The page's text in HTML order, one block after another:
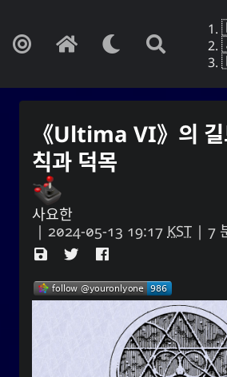
《Ultima VI》의 길
칙과 덕목
사요한
| 2024-05-13 19:17 KST | 7
Yohan Yukiya Sese-
한・謝雪矢
만약 이것이 망각의 끝이 아니
내 인생이 바로 이 날을 끝내는
것입니다.